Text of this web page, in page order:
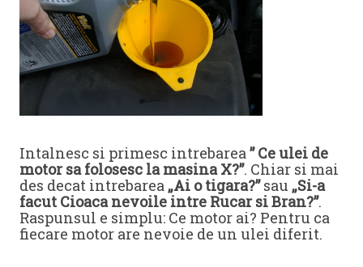
Intalnesc si primesc intrebarea” Ce ulei de
motor sa folosesc la masina X?”. Chiar si mai
des decat intrebarea „Ai o tigara?”sau „Si-a
facut Cioaca nevoile intre Rucar si Bran?”.
Raspunsul e simplu: Ce motor ai? Pentru ca
fiecare motor are nevoie de un ulei diferit.